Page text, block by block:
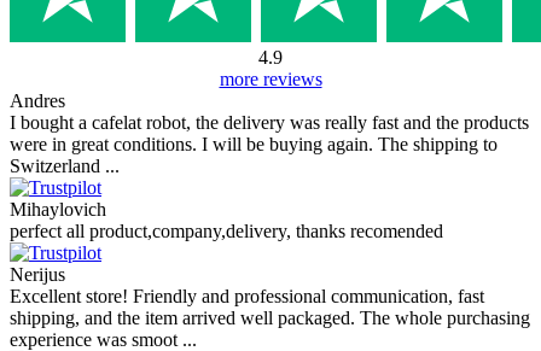
4.9
more reviews
Andres
I bought a cafelat robot, the delivery was really fast and the products
were in great conditions. I will be buying again. The shipping to
Switzerland ...
Mihaylovich
perfect all product,company,delivery, thanks recomended
Nerijus
Excellent store! Friendly and professional communication, fast
shipping, and the item arrived well packaged. The whole purchasing
experience was smoot ...